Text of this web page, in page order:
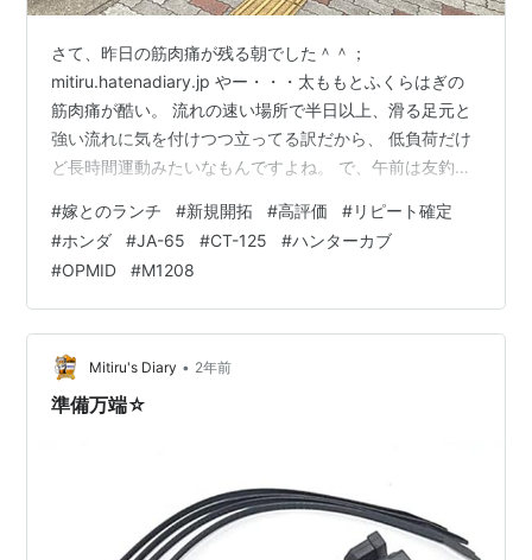
さて、昨日の筋肉痛が残る朝でした＾＾；
mitiru.hatenadiary.jp やー・・・太ももとふくらはぎの
筋肉痛が酷い。 流れの速い場所で半日以上、滑る足元と
強い流れに気を付けつつ立ってる訳だから、 低負荷だけ
ど長時間運動みたいなもんですよね。 で、午前は友釣り
今日も定期の嫁とのランチです。 今回も新規開拓。 駐車
場が分かり難かったのですが、店の北側に３台ほどあり
ました。 なかなか味のある案内です(笑) 今日行ったのは
maps.app.goo.gl たまたま見つけた高評価の洋食屋。 な
んでも女性一人でのワンオペだそうで。 なのでラン…
#嫁とのランチ #新規開拓 #高評価 #リピート確定
#ホンダ #JA-65 #CT-125 #ハンターカブ
#OPMID #M1208
Mitiru's Diary • 2年前
準備万端☆